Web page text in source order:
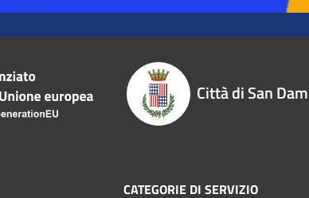
Città di San
CATEGORIE DI SERVIZIO